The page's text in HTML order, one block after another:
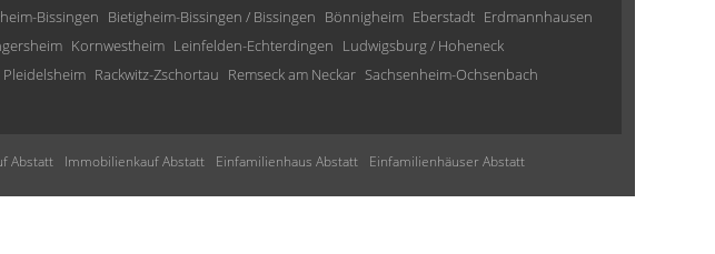
Bissingen Bietigheim-Bissingen / Bissingen Bönnigheim Eberstadt Erdmannhausen
Kornwestheim Leinfelden-Echterdingen Ludwigsburg / Hoheneck
Pleidelsheim Rackwitz-Zschortau Remseck am Neckar Sachsenheim-Ochsenbach
Abstatt Immobilienkauf Abstatt Einfamilienhaus Abstatt Einfamilienhäuser Abstatt